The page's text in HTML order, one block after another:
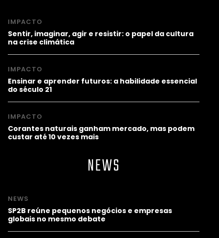
IMPACTO
Sentir, imaginar, agir e resistir: o papel da cultura
na crise climática
IMPACTO
Ensinar e aprender futuros: a habilidade essencial
do século 21
IMPACTO
Corantes naturais ganham mercado, mas podem
custar até 10 vezes mais
NEWS
NEWS
SP2B reúne pequenos negócios e empresas
globais no mesmo debate